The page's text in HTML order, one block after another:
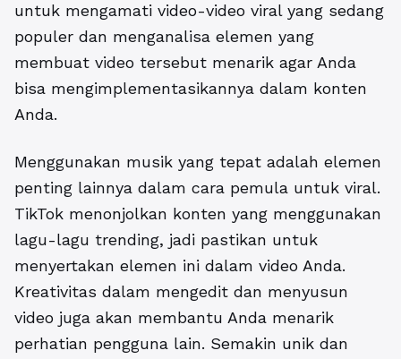
untuk mengamati video-video viral yang sedang
populer dan menganalisa elemen yang
membuat video tersebut menarik agar Anda
bisa mengimplementasikannya dalam konten
Anda.
Menggunakan musik yang tepat adalah elemen
penting lainnya dalam cara pemula untuk viral.
TikTok menonjolkan konten yang menggunakan
lagu-lagu trending, jadi pastikan untuk
menyertakan elemen ini dalam video Anda.
Kreativitas dalam mengedit dan menyusun
video juga akan membantu Anda menarik
perhatian pengguna lain. Semakin unik dan